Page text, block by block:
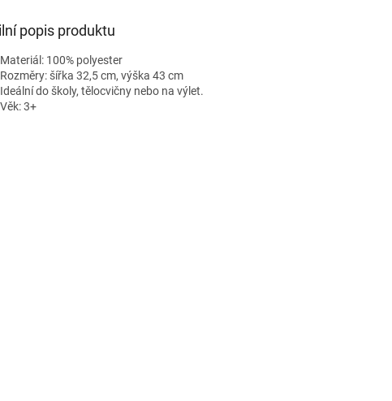
popis produktu
Materiál: 100% polyester
Rozměry: šířka 32,5 cm, výška 43 cm
Ideální do školy, tělocvičny nebo na výlet.
Věk: 3+